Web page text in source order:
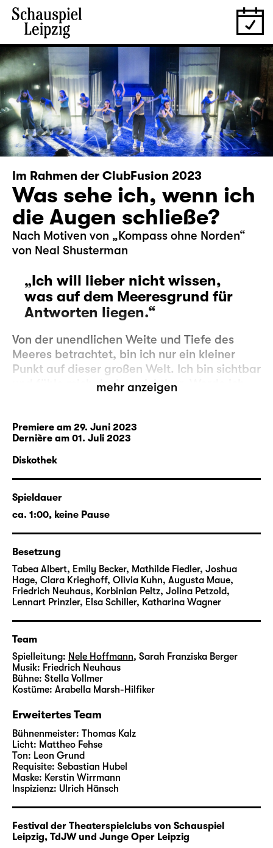
Im Rahmen der ClubFusion 2023
Was sehe ich, wenn ich
die Augen schließe?
Nach Motiven von „Kompass ohne Norden“
von Neal Shusterman
„Ich will lieber nicht wissen,
was auf dem Meeresgrund für
Antworten liegen.“
Von der unendlichen Weite und Tiefe des
Meeres betrachtet, bin ich nur ein kleiner
Punkt auf dieser großen Welt. Ich bin sichtbar
und fühle mich doch unsichtbar. Werde ich
beobachtet? Vielleicht ist es besser,
sein! Klar ist: Ich bin nicht alleine.
Ich kann mich nicht erinnern, wann diese
unendliche Reise in meinem Kopf
Ich suche nach Antworten, die mich bis auf
den Meeresgrund, zum tiefsten Punkt der
Welt und zum tiefsten Punkt in mir führen.
#noname begibt sich mit euch auf eine Reise.
Eine Reise zu eurem Meeresgrund, bei der die
Suche nach einem Weg raus aus dem
eigenen Kopf, eine Tür in fremde und
verwirrende Welten öffnet.
Mehr zur
mehr anzeigen
Premiere am 29. Juni 2023
Dernière am 01. Juli 2023
Diskothek
Spieldauer
ca. 1:00, keine Pause
Besetzung
Tabea Albert, Emily Becker, Mathilde Fiedler, Joshua
Hage, Clara Krieghoff, Olivia Kuhn, Augusta Maue,
Friedrich Neuhaus, Korbinian Peltz, Jolina Petzold,
Lennart Prinzler, Elsa Schiller, Katharina Wagner
Team
Spielleitung: Nele Hoffmann, Sarah Franziska Berger
Musik: Friedrich Neuhaus
Bühne: Stella Vollmer
Kostüme: Arabella Marsh-Hilfiker
Erweitertes Team
Bühnenmeister: Thomas Kalz
Licht: Mattheo Fehse
Ton: Leon Grund
Requisite: Sebastian Hubel
Maske: Kerstin Wirrmann
lnspizienz: Ulrich Hänsch
Festival der Theaterspielclubs von Schauspiel
Leipzig, TdJW und Junge Oper Leipzig